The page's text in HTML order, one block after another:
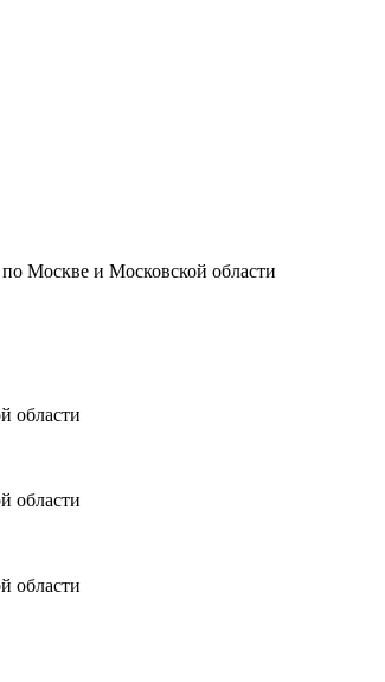
Москве и Московской области
области
области
области